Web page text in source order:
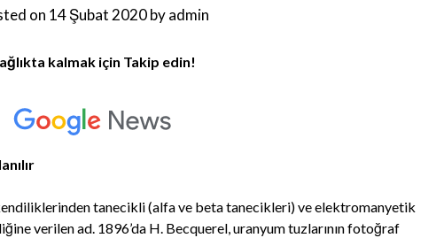
on 14 Şubat 2020byadmin
kalmak için Takip edin!
tanecikli (alfa ve beta tanecikleri) ve elektromanyetik
verilen ad. 1896’da H. Becquerel, uranyum tuzlarının fotoğraf